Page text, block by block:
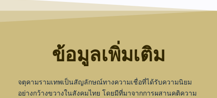
ข้อมูลเพิ่มเติม
จตุคามรามเทพเป็นสัญลักษณ์ทางความเชื่อที่ได้รับความนิยม
อย่างกว้างขวางในสังคมไทย โดยมีที่มาจากการผสานคติความ